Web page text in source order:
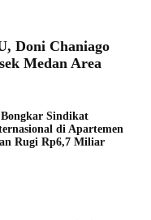
Doni Chaniago
Medan Area
Sindikat
di Apartemen
Rugi Rp6,7 Miliar